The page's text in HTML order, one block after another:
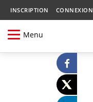
INSCRIPTION CONNEXION
Menu